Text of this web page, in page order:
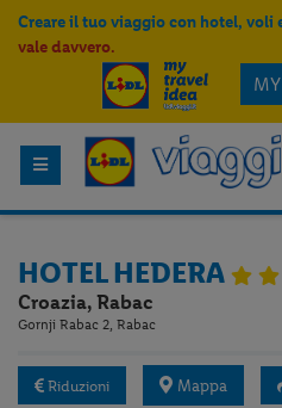
Creare il tuo viaggio con hotel, voli
vale davvero.
HOTEL HEDERA
Croazia, Rabac
Gornji Rabac 2, Rabac
Riduzioni Mappa